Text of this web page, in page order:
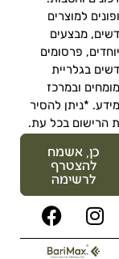
למוצרים
מבצעים
פרסומים
בגלריית
ובמרכז
*ניתן להסיר
הרישום בכל עת.
כן, אשמח
להצטרף
לרשימה